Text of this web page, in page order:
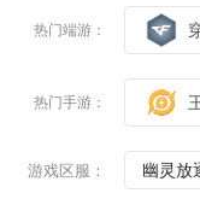
热门端游：
热门手游：
游戏区服： 幽灵放